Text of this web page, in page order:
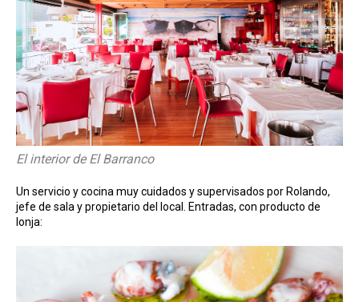
El interior de El Barranco
Un servicio y cocina muy cuidados y supervisados por Rolando,
jefe de sala y propietario del local. Entradas, con producto de
lonja: